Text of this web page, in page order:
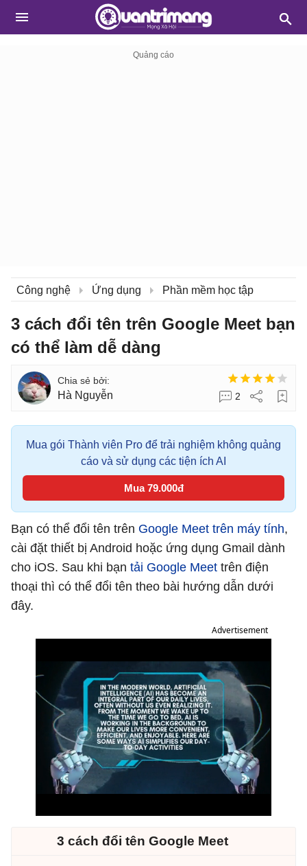
Công nghệ Ứng dụng Phần mềm học tập
3 cách đổi tên trên Google Meet bạn
có thể làm dễ dàng
Hà Nguyễn 2
Mua gói Thành viên Pro để trải nghiệm không quảng
cáo và sử dụng các tiện ích AI
Mua 79.000đ
Bạn có thể đổi tên trên Google Meet trên máy tính,
cài đặt thiết bị Android hoặc ứng dụng Gmail dành
cho iOS. Sau khi bạn tải Google Meet trên điện
thoại thì có thể đổi tên theo bài hướng dẫn dưới
đây.
Advertisement
3 cách đổi tên Google Meet